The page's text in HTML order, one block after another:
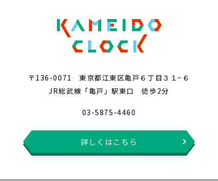
〒136-0071 東京都江東区亀戸６丁目３１−６
JR総武線「亀戸」駅東口 徒歩2分
03-5875-4460
詳しくはこちら